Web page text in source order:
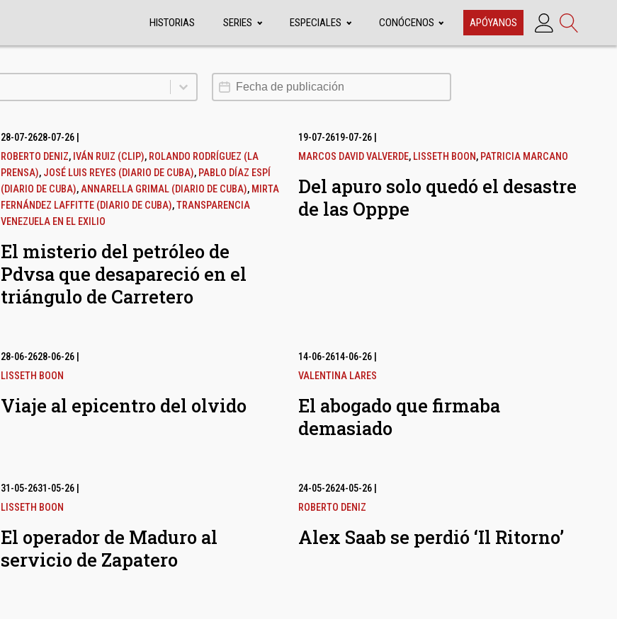
HISTORIAS SERIES ESPECIALES CONÓCENOS APÓYANOS
Fecha de publicación
28-07-2628-07-26
ROBERTO DENIZ, IVÁN RUIZ (CLIP), ROLANDO RODRÍGUEZ (LA
PRENSA), JOSÉ LUIS REYES (DIARIO DE CUBA), PABLO DÍAZ ESPÍ
(DIARIO DE CUBA),ANNARELLA GRIMAL (DIARIO DE CUBA), MIRTA
FERNÁNDEZ LAFFITTE (DIARIO DE CUBA),TRANSPARENCIA
VENEZUELA EN EL EXILIO
El misterio del petróleo de
Pdvsa que desapareció en el
triángulo de Carretero
19-07-2619-07-26|
MARCOS DAVID VALVERDE, LISSETH BOON, PATRICIA MARCANO
Del apuro solo quedó el desastre
de las Opppe
28-06-2628-06-26
LISSETH BOON
Viaje al epicentro del olvido
14-06-2614-06-26|
VALENTINA LARES
El abogado que firmaba
demasiado
31-05-2631-05-26
LISSETH BOON
El operador de Maduro al
servicio de Zapatero
24-05-2624-05-26|
ROBERTO DENIZ
Alex Saab se perdió ‘Il Ritorno’